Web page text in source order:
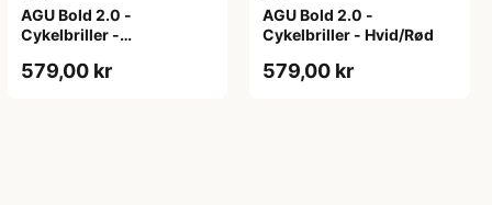
AGU Bold 2.0 -
Cykelbriller -
579,00 kr
AGU Bold 2.0 -
Cykelbriller - Hvid/Rød
579,00 kr